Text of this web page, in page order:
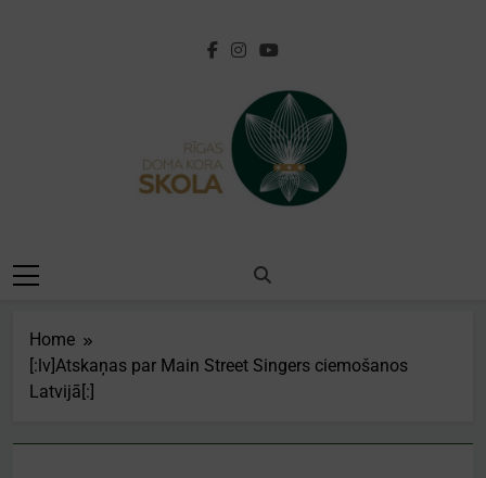
Kora
Cathedral Choir
Home
[:lv]Atskaņas par Main Street Singers ciemošanos
Latvijā[:]